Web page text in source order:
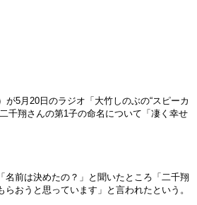
が5月20日のラジオ「大竹しのぶの“スピーカ
千翔さんの第1子の命名について「凄く幸せ
名前は決めたの？」と聞いたところ「二千翔
おうと思っています」と言われたという。